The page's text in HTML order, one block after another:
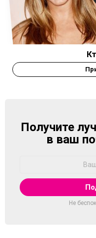
NEWSLETTER
Получите
в ваш
Не